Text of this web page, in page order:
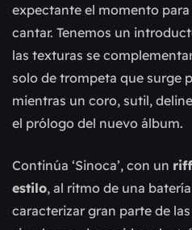
expectante el momento
cantar. Tenemos un
las texturas se
solo de trompeta que surge
mientras un coro, sutil,
el prólogo del nuevo álbum.
Continúa ‘Sinoca’, con un
estilo, al ritmo de una
caracterizar gran parte de